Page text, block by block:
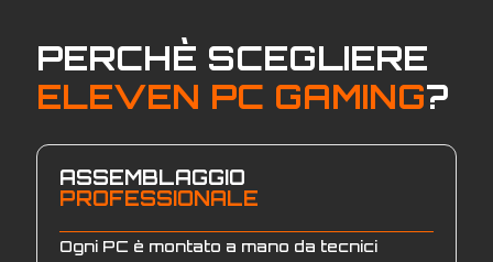
PERCHÈ SCEGLIERE
ELEVEN PC GAMING?
ASSEMBLAGGIO
PROFESSIONALE
Ogni PC è montato a mano da tecnici